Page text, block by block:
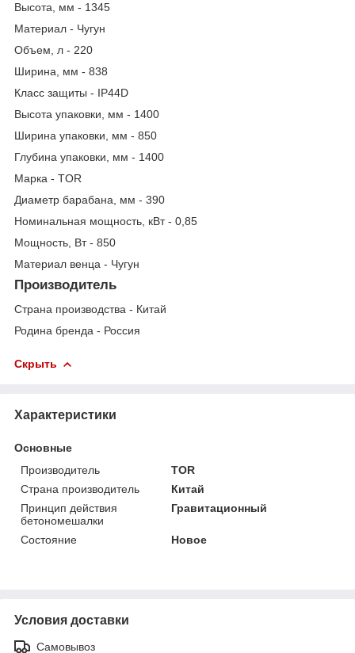
Высота, мм - 1345
Материал - Чугун
Объем, л - 220
Ширина, мм - 838
Класс защиты - IP44D
Высота упаковки, мм - 1400
Ширина упаковки, мм - 850
Глубина упаковки, мм - 1400
Марка - TOR
Диаметр барабана, мм - 390
Номинальная мощность, кВт - 0,85
Мощность, Вт - 850
Материал венца - Чугун
Производитель
Страна производства - Китай
Родина бренда - Россия
Скрыть
Характеристики
Основные
Производитель
TOR
Страна производитель
Китай
Принцип действия
бетономешалки
Гравитационный
Состояние Новое
Условия доставки
Самовывоз